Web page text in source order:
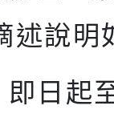
述說明
即日起